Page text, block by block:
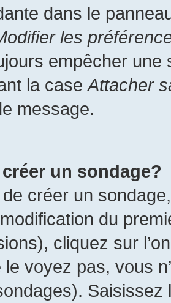
dans le
les
empêcher une
la case Attacher
message.
un sondage?
créer un
du
cliquez sur
voyez pas, vous